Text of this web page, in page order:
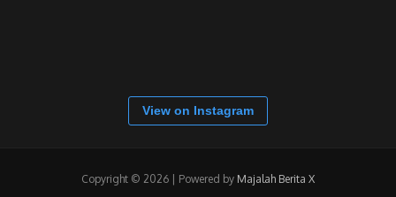
View on Instagram
Copyright © 2026 | Powered by Majalah Berita X